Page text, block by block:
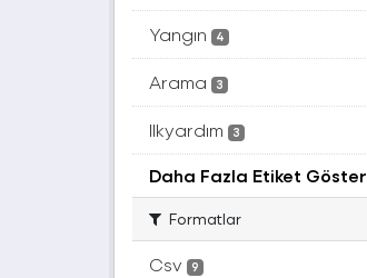
Yangın 4
Arama 3
Ilkyardım 3
Daha Fazla Etiket Göster
Formatlar
Csv 9